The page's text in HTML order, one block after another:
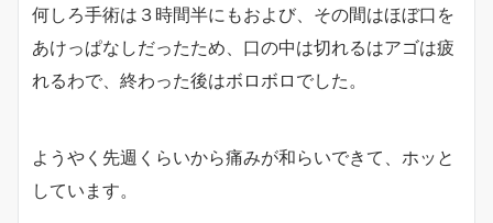
何しろ手術は３時間半にもおよび、その間はほぼ口を
あけっぱなしだったため、口の中は切れるはアゴは疲
れるわで、終わった後はボロボロでした。
ようやく先週くらいから痛みが和らいできて、ホッと
しています。